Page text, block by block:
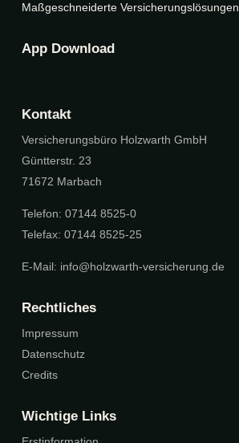
Maßgeschneiderte Versicherungslösungen
App Download
Kontakt
Versicherungsbüro Holzwarth GmbH
Güntterstr. 23
71672 Marbach
Telefon: 07144 8525-0
Telefax: 07144 8525-25
E-Mail: info@holzwarth-versicherung.de
Rechtliches
Impressum
Datenschutz
Credits
Wichtige Links